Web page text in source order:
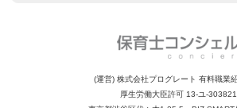
(運営) 株式会社プログレート 有料職業
厚生労働大臣許可 13-ユ-303821